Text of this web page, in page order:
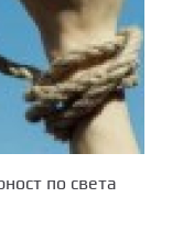
по света